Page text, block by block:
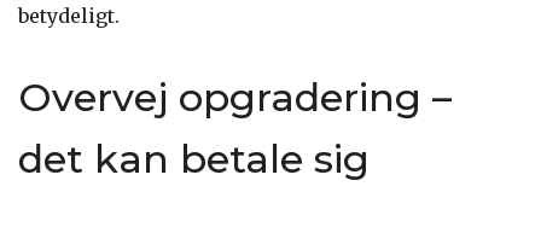
betydeligt.
Overvej opgradering –
det kan betale sig